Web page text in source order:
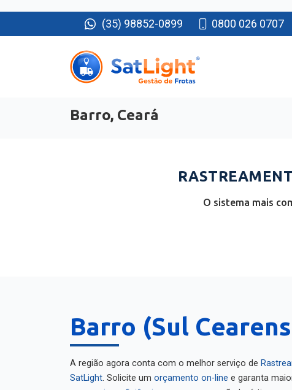
(35) 98852-0899 0800 026 0707
Barro, Ceará
O sistema mais
Barro (Sul
A região agora conta com o melhor serviço de
SatLight
. Solicite um orçamento on-line
e garanta
economia e eficiência
para sua operação logística.